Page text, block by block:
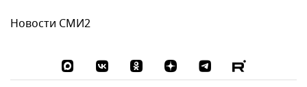
Новости СМИ2